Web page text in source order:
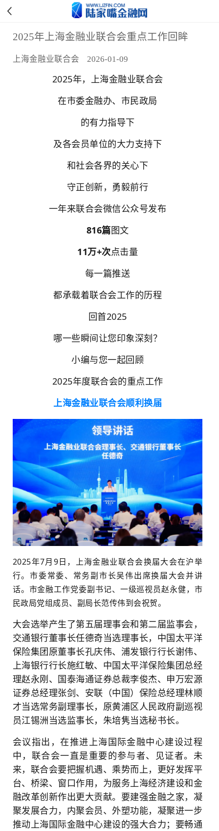
2025年上海金融业联合会重点工作回眸
上海金融业联合会 2026-01-09
2025年，上海金融业联合会
在市委金融办、市民政局
的有力指导下
及各会员单位的大力支持下
和社会各界的关心下
守正创新，勇毅前行
一年来联合会微信公众号发布
816篇图文
11万+次点击量
每一篇推送
都承载着联合会工作的历程
回首2025
哪一些瞬间让您印象深刻？
小编与您一起回顾
2025年度联合会的重点工作
上海金融业联合会顺利换届
2025年7月9日，上海金融业联合会换届大会在沪举
行。市委常委、常务副市长吴伟出席换届大会并讲
话。市金融工作党委副书记、一级巡视员赵永健，市
民政局党组成员、副局长范传伟到会祝贺。
大会选举产生了第五届理事会和第二届监事会，
交通银行董事长任德奇当选理事长，中国太平洋
保险集团原董事长孔庆伟、浦发银行行长谢伟、
上海银行行长施红敏、中国太平洋保险集团总经
理赵永刚、国泰海通证券总裁李俊杰、申万宏源
证券总经理张剑、安联（中国）保险总经理林顺
才当选常务副理事长，原黄浦区人民政府副巡视
员江锡洲当选监事长，朱培隽当选秘书长。
会议指出，在推进上海国际金融中心建设过程
中，联合会一直是重要的参与者、见证者。未
来，联合会要把握机遇、乘势而上，更好发挥平
台、桥梁、窗口作用，为服务上海经济建设和金
融改革创新作出更大贡献。要建强金融之家，凝
聚发展合力，内聚会员、外塑功能，凝聚进一步
推动上海国际金融中心建设的强大合力；要畅通